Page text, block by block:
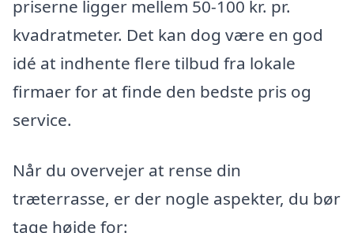
priserne ligger mellem 50-100 kr. pr.
kvadratmeter. Det kan dog være en god
idé at indhente flere tilbud fra lokale
firmaer for at finde den bedste pris og
service.
Når du overvejer at rense din
træterrasse, er der nogle aspekter, du bør
tage højde for: